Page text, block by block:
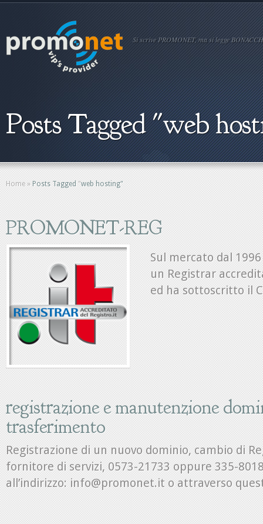
Si scrive PROMONET, ma si legge
Posts Tagged "web
Home » Posts Tagged "web hosting"
PROMONET-REG
Sul mercato dal 1996
un Registrar
ed ha sottoscritto il
registrazione e manutenzione
trasferimento
Registrazione di un nuovo dominio, cambio di
fornitore di servizi, 0573-21733 oppure 335-
all’indirizzo: info@promonet.it o attraverso